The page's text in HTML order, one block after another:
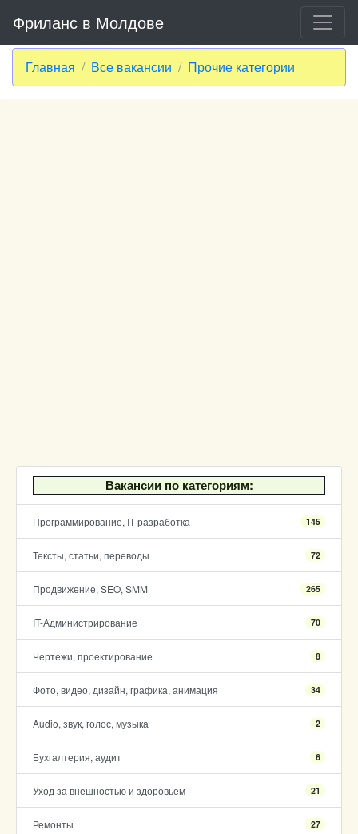
Фриланс в Молдове
Главная Все вакансии Прочие категории
Вакансии по категориям:
Программирование, IT-разработка 145
Тексты, статьи, переводы 72
Продвижение, SEO, SMM 265
IT-Администрирование 70
Чертежи, проектирование 8
Фото, видео, дизайн, графика, анимация 34
Audio, звук, голос, музыка 2
Бухгалтерия, аудит 6
Уход за внешностью и здоровьем 21
Ремонты 27